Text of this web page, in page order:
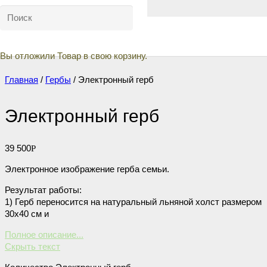
Вы отложилиТоварв свою корзину.
Главная / Гербы / Электронный герб
Электронный герб
39 500Р
Электронное изображение герба семьи.
Результат работы:
1) Герб переносится на натуральный льняной холст размером
30х40 см и
вручную покрывается лаком. Затем холст вставляется в
Полное описание...
Скрыть текст